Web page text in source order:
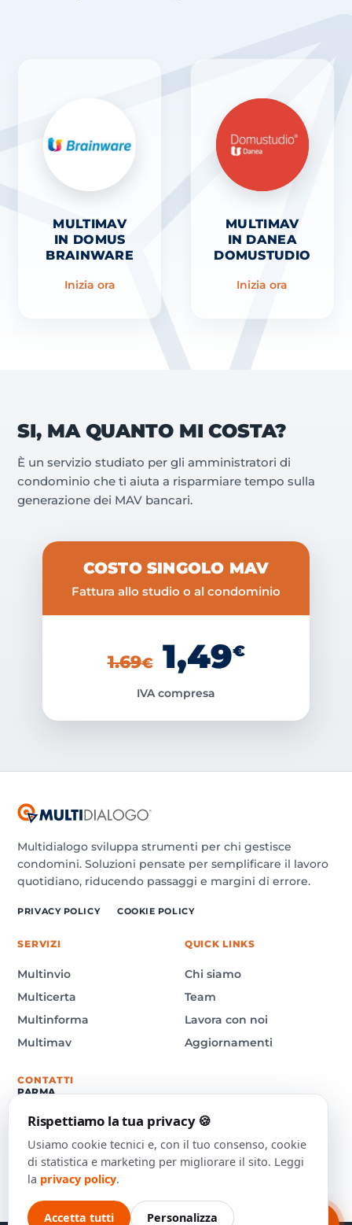
MULTIMAV
IN DOMUS
BRAINWARE
Inizia ora
MULTIMAV
IN DANEA
DOMUSTUDIO
Inizia ora
SI, MA QUANTO MI COSTA?
È un servizio studiato per gli amministratori di
condominio che ti aiuta a risparmiare tempo sulla
generazione dei MAV bancari.
COSTO SINGOLO MAV
Fattura allo studio o al condominio
1.69€ 1,49€
IVA compresa
Multidialogo sviluppa strumenti per chi gestisce
condomini. Soluzioni pensate per semplificare il lavoro
quotidiano, riducendo passaggi e margini di errore.
PRIVACY POLICY COOKIE POLICY
SERVIZI
Multinvio
Multicerta
Multinforma
Multimav
QUICK LINKS
Chi siamo
Team
Lavora con noi
Aggiornamenti
CONTATTI
PARMA
ROMA
Labozeta Edificio B
Via Tiburtina, 1166/168 – 00156 RM
MILANO / MANTOVA / FERRARA
P.iva 02149430346
Rispettiamo la tua privacy 🍪
Usiamo cookie tecnici e, con il tuo consenso, cookie
di statistica e marketing per migliorare il sito. Leggi
la privacy policy.
Accetta tutti Personalizza